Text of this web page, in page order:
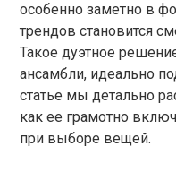
особенно заметно в
трендов становится
Такое дуэтное
ансамбли, идеально
статье мы детально
как ее грамотно
при выборе вещей.